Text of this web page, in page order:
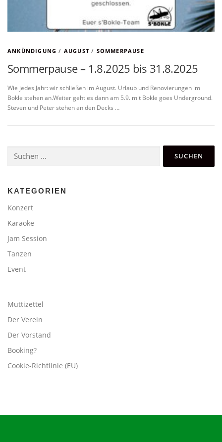
ANKÜNDIGUNG / AUGUST / SOMMERPAUSE
Sommerpause – 1.8.2025 bis 31.8.2025
Wie jedes Jahr: wir schließen im August. Urlaub und Renovierungen im
Bokle stehen an.Weiter geht es dann am 5.9. mit Bokle goes Underground.
Steven und Peter stehen an den Decks …
nach:
KATEGORIEN
Konzert
Karaoke
Jam Session
Tanzen
Event
Muttizettel
Der Verein
Der Vorstand
Booking?
Cookie-Richtlinie (EU)